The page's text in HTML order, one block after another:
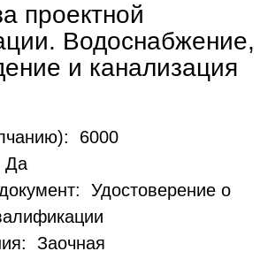
проектной
Водоснабжение,
и канализация
6000
Да
Удостоверение о
Заочная